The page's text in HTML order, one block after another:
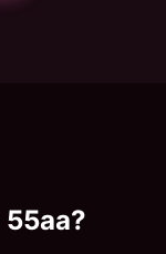
55aa?